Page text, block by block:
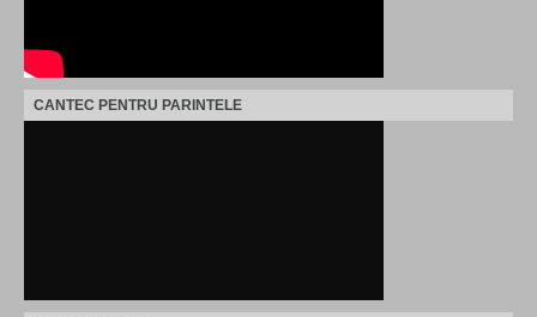
CANTEC PENTRU PARINTELE